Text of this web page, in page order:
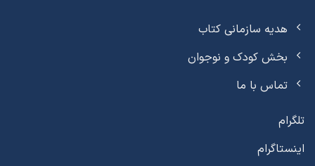
هدیه سازمانی کتاب
بخش کودک و نوجوان
تماس با ما
تلگرام
اینستاگرام